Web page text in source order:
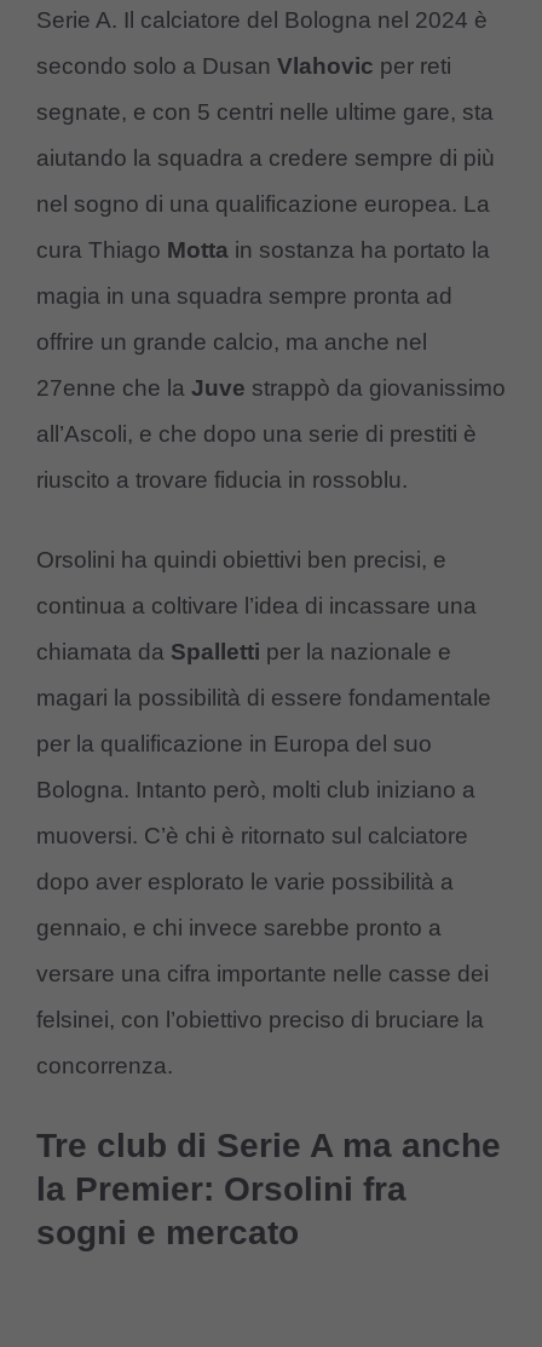
Serie A. Il calciatore del Bologna nel 2024 è
secondo solo a Dusan Vlahovic per reti
segnate, e con 5 centri nelle ultime gare, sta
aiutando la squadra a credere sempre di più
nel sogno di una qualificazione europea. La
cura Thiago Motta in sostanza ha portato la
magia in una squadra sempre pronta ad
offrire un grande calcio, ma anche nel
27enne che la Juve strappò da giovanissimo
all’Ascoli, e che dopo una serie di prestiti è
riuscito a trovare fiducia in rossoblu.
Orsolini ha quindi obiettivi ben precisi, e
continua a coltivare l’idea di incassare una
chiamata da Spalletti per la nazionale e
magari la possibilità di essere fondamentale
per la qualificazione in Europa del suo
Bologna. Intanto però, molti club iniziano a
muoversi. C’è chi è ritornato sul calciatore
dopo aver esplorato le varie possibilità a
gennaio, e chi invece sarebbe pronto a
versare una cifra importante nelle casse dei
felsinei, con l’obiettivo preciso di bruciare la
concorrenza.
Tre club di Serie A ma anche
la Premier: Orsolini fra
sogni e mercato